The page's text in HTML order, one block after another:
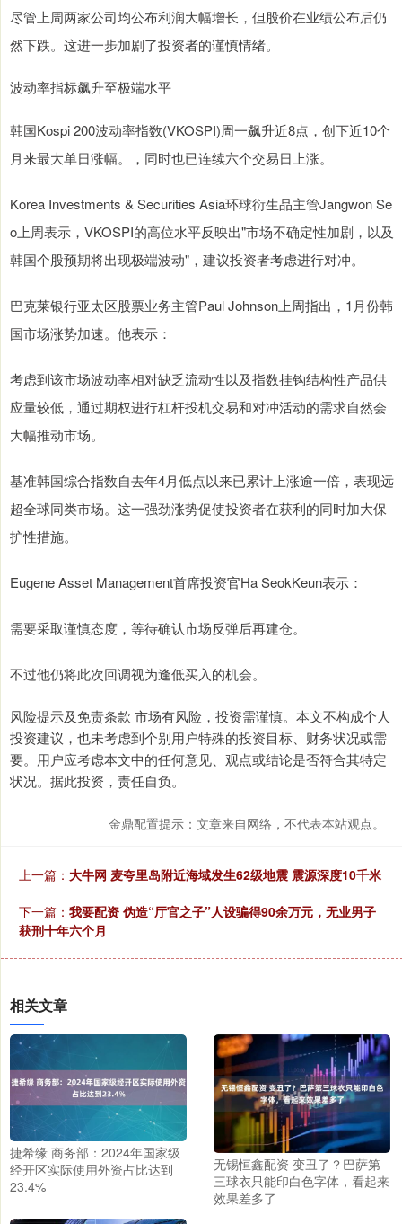
尽管上周两家公司均公布利润大幅增长，但股价在业绩公布后仍
然下跌。这进一步加剧了投资者的谨慎情绪。
波动率指标飙升至极端水平
韩国Kospi 200波动率指数(VKOSPI)周一飙升近8点，创下近10个
月来最大单日涨幅。，同时也已连续六个交易日上涨。
Korea Investments & Securities Asia环球衍生品主管Jangwon Se
o上周表示，VKOSPI的高位水平反映出"市场不确定性加剧，以及
韩国个股预期将出现极端波动"，建议投资者考虑进行对冲。
巴克莱银行亚太区股票业务主管Paul Johnson上周指出，1月份韩
国市场涨势加速。他表示：
考虑到该市场波动率相对缺乏流动性以及指数挂钩结构性产品供
应量较低，通过期权进行杠杆投机交易和对冲活动的需求自然会
大幅推动市场。
基准韩国综合指数自去年4月低点以来已累计上涨逾一倍，表现远
超全球同类市场。这一强劲涨势促使投资者在获利的同时加大保
护性措施。
Eugene Asset Management首席投资官Ha SeokKeun表示：
需要采取谨慎态度，等待确认市场反弹后再建仓。
不过他仍将此次回调视为逢低买入的机会。
风险提示及免责条款 市场有风险，投资需谨慎。本文不构成个人
投资建议，也未考虑到个别用户特殊的投资目标、财务状况或需
要。用户应考虑本文中的任何意见、观点或结论是否符合其特定
状况。据此投资，责任自负。
金鼎配置提示：文章来自网络，不代表本站观点。
上一篇： 大牛网 麦夸里岛附近海域发生62级地震 震源深度10千米
下一篇： 我要配资 伪造“厅官之子”人设骗得90余万元，无业男子
获刑十年六个月
相关文章
捷希缘 商务部：2024年国家级
经开区实际使用外资占比达到
23.4%
无锡恒鑫配资 变丑了？巴萨第
三球衣只能印白色字体，看起来
效果差多了